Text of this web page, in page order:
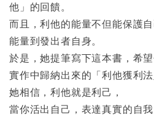
他」的回饋。
而且，利他的能量不但能保護
能量到發出者自身。
於是，她提筆寫下這本書，希
實作中歸納出來的「利他獲利法
她相信，利他就是利己，
當你活出自己，表達真實的自